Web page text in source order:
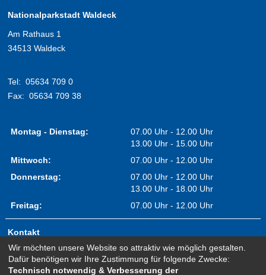
Nationalparkstadt Waldeck
Am Rathaus 1
34513 Waldeck
Tel: 05634 709 0
Fax: 05634 709 38
Montag - Dienstag:
07.00 Uhr - 12.00 Uhr
13.00 Uhr - 15.00 Uhr
Mittwoch:
07.00 Uhr - 12.00 Uhr
Donnerstag:
07.00 Uhr - 12.00 Uhr
13.00 Uhr - 18.00 Uhr
Freitag:
07.00 Uhr - 12.00 Uhr
Kontakt
Impressum
Erklärung zur Barrierefreiheit
Wir möchten unsere Website so attraktiv wie möglich gestalten.
Dafür benötigen wir Ihre Zustimmung für folgende Zwecke:
Technisch notwendig & Verbesserung der